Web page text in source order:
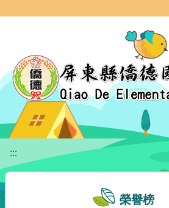
:::
榮譽榜